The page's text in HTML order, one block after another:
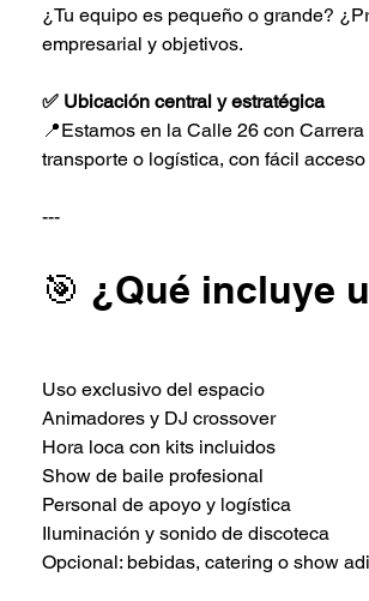
¿Tu equipo es pequeño o grande?
empresarial y objetivos.
✅ Ubicación central y estratégica
📍Estamos en la Calle 26 con
transporte o logística, con fácil
---
🎯 ¿Qué incluye
Uso exclusivo del espacio
Animadores y DJ crossover
Hora loca con kits incluidos
Show de baile profesional
Personal de apoyo y logística
Iluminación y sonido de discoteca
Opcional: bebidas, catering o show